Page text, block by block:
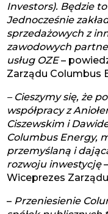
Investors). Będzie
Jednocześnie
sprzedażowych z
zawodowych
usług OZE–
Zarządu Columbus
– Cieszymy się, że
współpracyz
Ciszewskim i
Columbus Energy,
przemyślaną i
rozwoju inwestycję
Wiceprezes
– Przeniesienie